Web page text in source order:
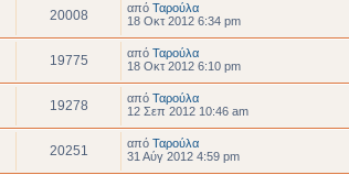
20008 από Ταρούλα
18 Οκτ 2012 6:34 pm
19775 από Ταρούλα
18 Οκτ 2012 6:10 pm
19278 από Ταρούλα
12 Σεπ 2012 10:46 am
20251 από Ταρούλα
31 Αύγ 2012 4:59 pm